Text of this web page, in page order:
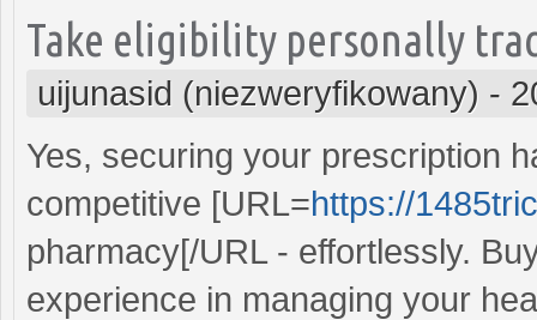
Take eligibility personally
uijunasid (niezweryfikowany) -
Yes, securing your prescription
competitive [URL=https://
pharmacy[/URL - effortlessly.
experience in managing your